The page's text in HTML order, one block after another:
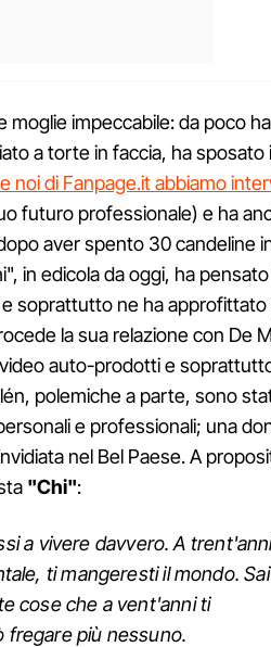
moglie impeccabile: da poco ha
a torte in faccia, ha sposato
noi di Fanpage.it abbiamo
futuro professionale) e ha
aver spento 30 candeline
in edicola da oggi, ha
soprattutto ne ha approfittato
la sua relazione con De
auto-prodotti e
polemiche a parte, sono
e professionali; una
nel Bel Paese. A
"Chi":
a vivere davvero. A
ti mangeresti il mondo.
cose che a vent'anni ti
fregare più nessuno.